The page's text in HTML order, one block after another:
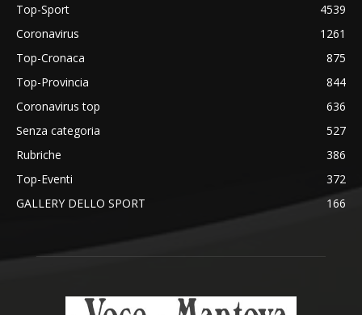
Top-Sport
4539
Coronavirus
1261
Top-Cronaca
875
Top-Provincia
844
Coronavirus top
636
Senza categoria
527
Rubriche
386
Top-Eventi
372
GALLERY DELLO SPORT
166